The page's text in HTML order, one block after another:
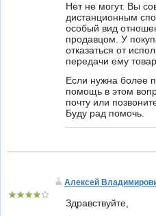
Нет не могут. Вы
дистанционным
особый вид
продавцом. У
отказаться от
передачи ему
Если нужна более
помощь в этом
почту или
Буду рад помочь.
Алексей
Здравствуйте,